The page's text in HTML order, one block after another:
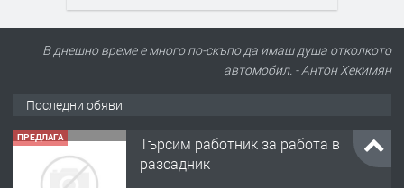
В днешно време е много по-скъпо да имаш душа отколкото
автомобил. - Антон Хекимян
Последни обяви
ПРЕДЛАГА 🌱 Работник в разсадник